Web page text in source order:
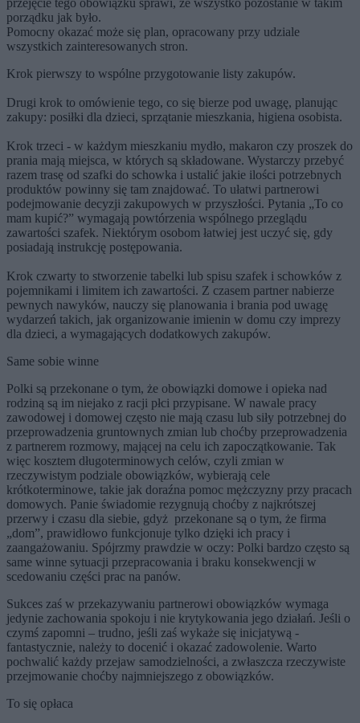
przejęcie tego obowiązku sprawi, że wszystko pozostanie w takim
porządku jak było.
Pomocny okazać może się plan, opracowany przy udziale
wszystkich zainteresowanych stron.
Krok pierwszy to wspólne przygotowanie listy zakupów.
Drugi krok to omówienie tego, co się bierze pod uwagę, planując
zakupy: posiłki dla dzieci, sprzątanie mieszkania, higiena osobista.
Krok trzeci - w każdym mieszkaniu mydło, makaron czy proszek do
prania mają miejsca, w których są składowane. Wystarczy przebyć
razem trasę od szafki do schowka i ustalić jakie ilości potrzebnych
produktów powinny się tam znajdować. To ułatwi partnerowi
podejmowanie decyzji zakupowych w przyszłości. Pytania „To co
mam kupić?” wymagają powtórzenia wspólnego przeglądu
zawartości szafek. Niektórym osobom łatwiej jest uczyć się, gdy
posiadają instrukcję postępowania.
Krok czwarty to stworzenie tabelki lub spisu szafek i schowków z
pojemnikami i limitem ich zawartości. Z czasem partner nabierze
pewnych nawyków, nauczy się planowania i brania pod uwagę
wydarzeń takich, jak organizowanie imienin w domu czy imprezy
dla dzieci, a wymagających dodatkowych zakupów.
Same sobie winne
Polki są przekonane o tym, że obowiązki domowe i opieka nad
rodziną są im niejako z racji płci przypisane. W nawale pracy
zawodowej i domowej często nie mają czasu lub siły potrzebnej do
przeprowadzenia gruntownych zmian lub choćby przeprowadzenia
z partnerem rozmowy, mającej na celu ich zapoczątkowanie. Tak
więc kosztem długoterminowych celów, czyli zmian w
rzeczywistym podziale obowiązków, wybierają cele
krótkoterminowe, takie jak doraźna pomoc mężczyzny przy pracach
domowych. Panie świadomie rezygnują choćby z najkrótszej
przerwy i czasu dla siebie, gdyż przekonane są o tym, że firma
„dom”, prawidłowo funkcjonuje tylko dzięki ich pracy i
zaangażowaniu. Spójrzmy prawdzie w oczy: Polki bardzo często są
same winne sytuacji przepracowania i braku konsekwencji w
scedowaniu części prac na panów.
Sukces zaś w przekazywaniu partnerowi obowiązków wymaga
jedynie zachowania spokoju i nie krytykowania jego działań. Jeśli o
czymś zapomni – trudno, jeśli zaś wykaże się inicjatywą -
fantastycznie, należy to docenić i okazać zadowolenie. Warto
pochwalić każdy przejaw samodzielności, a zwłaszcza rzeczywiste
przejmowanie choćby najmniejszego z obowiązków.
To się opłaca